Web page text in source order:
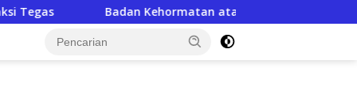
Badan Kehormatan atau Badan Pembiaran ? “Ketika Ketua